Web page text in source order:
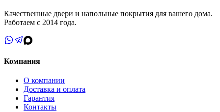
Качественные двери и напольные покрытия для вашего дома.
Работаем с 2014 года.
Компания
О компании
Доставка и оплата
Гарантия
Контакты